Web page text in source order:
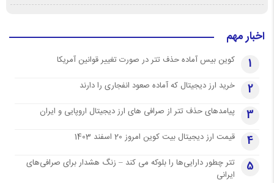
اخبار مهم
1 کوین بیس آماده حذف تتر در صورت تغییر قوانین آمریکا
2 خرید ارز دیجیتال که آماده صعود انفجاری را دارند
3 پیامدهای حذف تتر از صرافی های ارز دیجیتال اروپایی و ایران
4 قیمت ارز دیجیتال بیت کوین امروز 20 اسفند 1403
5
تتر چطور دارایی‌ها را بلوکه می کند – زنگ هشدار برای صرافی‌های
ایرانی